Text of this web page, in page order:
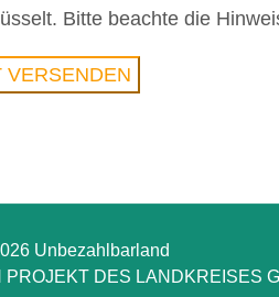
Bitte beachte die
VERSENDEN
Unbezahlbarland
PROJEKT DES LANDKREISES